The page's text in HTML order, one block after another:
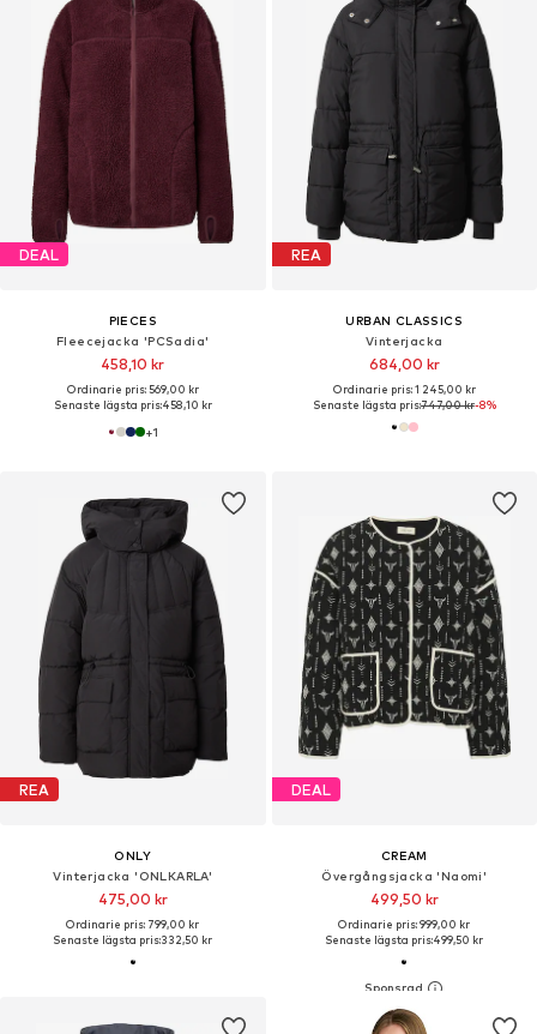
DEAL
PIECES
Fleecejacka 'PCSadia'
458,10 kr
Ordinarie pris: 569,00 kr
Senaste lägsta pris:458,10 kr
+1
REA
URBAN CLASSICS
Vinterjacka
684,00 kr
Ordinarie pris: 1 245,00 kr
Senaste lägsta pris:747,00 kr-8%
REA
ONLY
Vinterjacka 'ONLKARLA'
475,00 kr
Ordinarie pris: 799,00 kr
Senaste lägsta pris:332,50 kr
DEAL
CREAM
Övergångsjacka 'Naomi'
499,50 kr
Ordinarie pris: 999,00 kr
Senaste lägsta pris:499,50 kr